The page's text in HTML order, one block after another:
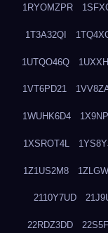
1RYOMZPR
1T3A32QI
1UTQO46Q
1VT6PD21
1WUHK6D4
1XSROT4L
1Z1US2M8
2110Y7UD
22RDZ3DD